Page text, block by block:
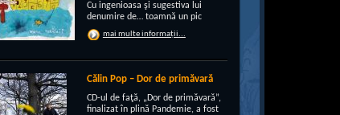
Cu ingenioasa şi sugestiva lui
denumire de… toamnă un pic
“încruntată”, elegant suprapusă
unei existenţe de peste un sfert de
voios anotimpul ruginiu al
melancoliilor de tot soiul, cu un nou
[…]
mai multe informații...
Călin Pop – Dor de primăvară
CD-ul de faţă, „Dor de primăvară”,
finalizat în plină Pandemie, a fost